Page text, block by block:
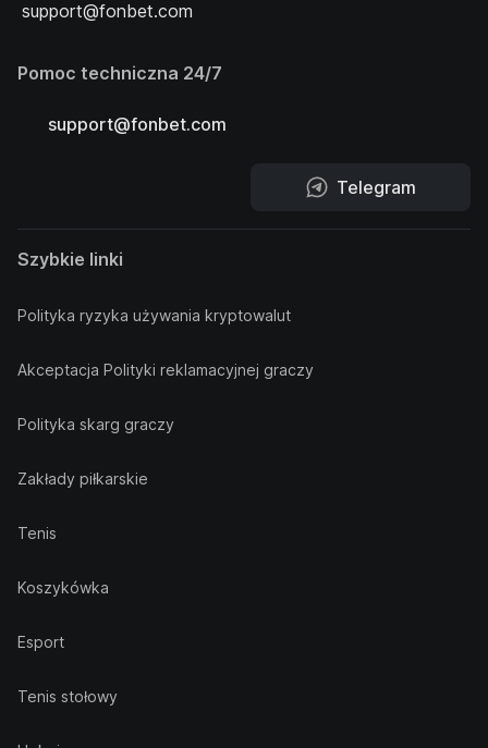
support@fonbet.com
Pomoc techniczna 24/7
support@fonbet.com
Telegram
Szybkie linki
Polityka ryzyka używania kryptowalut
Akceptacja Polityki reklamacyjnej graczy
Polityka skarg graczy
Zakłady piłkarskie
Tenis
Koszykówka
Esport
Tenis stołowy